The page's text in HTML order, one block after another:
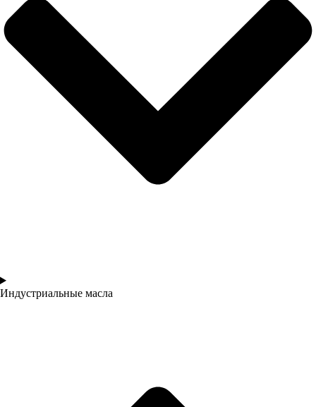
Индустриальные масла